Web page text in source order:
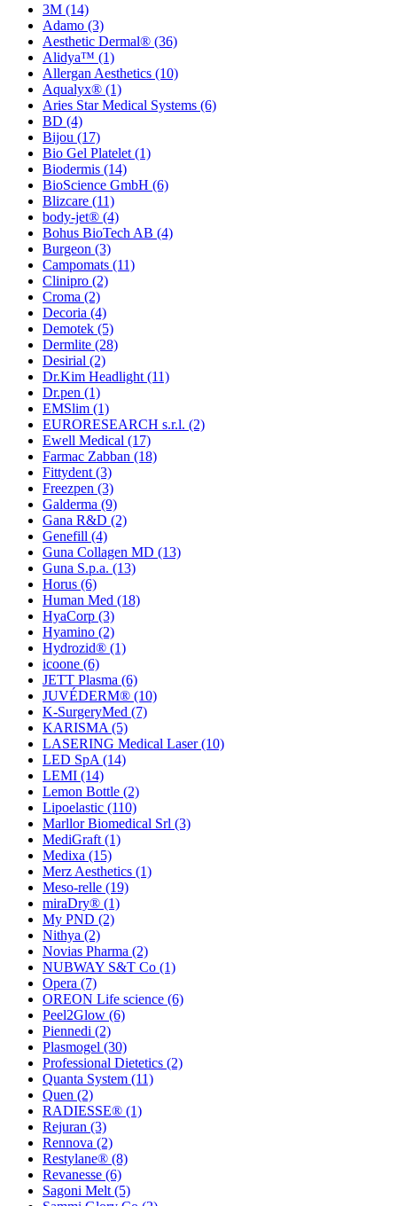
3M (14)
Adamo (3)
Aesthetic Dermal® (36)
Alidya™ (1)
Allergan Aesthetics (10)
Aqualyx® (1)
Aries Star Medical Systems (6)
BD (4)
Bijou (17)
Bio Gel Platelet (1)
Biodermis (14)
BioScience GmbH (6)
Blizcare (11)
body-jet® (4)
Bohus BioTech AB (4)
Burgeon (3)
Campomats (11)
Clinipro (2)
Croma (2)
Decoria (4)
Demotek (5)
Dermlite (28)
Desirial (2)
Dr.Kim Headlight (11)
Dr.pen (1)
EMSlim (1)
EURORESEARCH s.r.l. (2)
Ewell Medical (17)
Farmac Zabban (18)
Fittydent (3)
Freezpen (3)
Galderma (9)
Gana R&D (2)
Genefill (4)
Guna Collagen MD (13)
Guna S.p.a. (13)
Horus (6)
Human Med (18)
HyaCorp (3)
Hyamino (2)
Hydrozid® (1)
icoone (6)
JETT Plasma (6)
JUVÉDERM® (10)
K-SurgeryMed (7)
KARISMA (5)
LASERING Medical Laser(10)
LED SpA (14)
LEMI (14)
Lemon Bottle (2)
Lipoelastic (110)
Marllor Biomedical Srl (3)
MediGraft (1)
Medixa (15)
Merz Aesthetics (1)
Meso-relle (19)
miraDry® (1)
My PND (2)
Nithya (2)
Novias Pharma (2)
NUBWAY S&T Co (1)
Opera (7)
OREON Life science (6)
Peel2Glow (6)
Piennedi (2)
Plasmogel (30)
Professional Dietetics (2)
Quanta System (11)
Quen (2)
RADIESSE® (1)
Rejuran (3)
Rennova (2)
Restylane® (8)
Revanesse (6)
Sagoni Melt (5)